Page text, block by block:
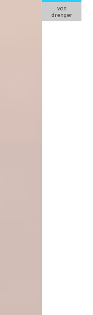
von
drenger